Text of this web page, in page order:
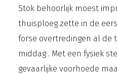
Stok behoorlijk moest
thuisploeg zette in de
forse overtredingen al de
middag . Met een fysiek
gevaarlijke voorhoede